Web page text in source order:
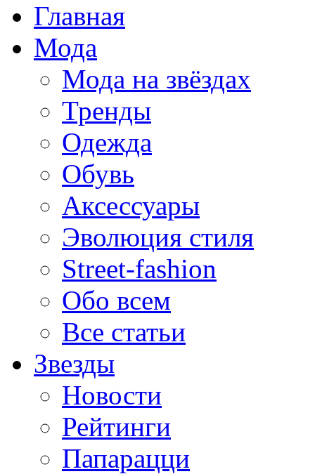
Главная
Мода
Мода на звёздах
Тренды
Одежда
Обувь
Аксессуары
Эволюция стиля
Street-fashion
Обо всем
Все статьи
Звезды
Новости
Рейтинги
Папарацци